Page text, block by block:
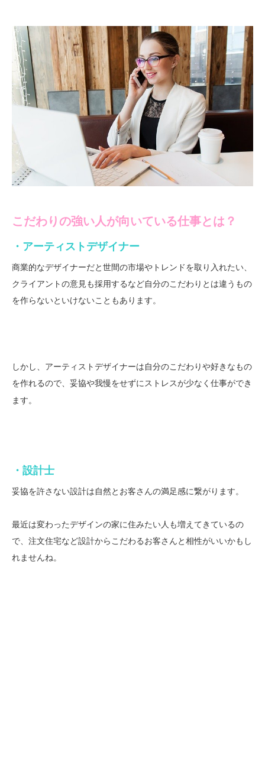
こだわりの強い人が向いている仕事とは？
・アーティストデザイナー
商業的なデザイナーだと世間の市場やトレンドを取り入れたい、
クライアントの意見も採用するなど自分のこだわりとは違うもの
を作らないといけないこともあります。
しかし、アーティストデザイナーは自分のこだわりや好きなもの
を作れるので、
妥協や我慢をせずにストレスが少なく 仕事ができ
ます。
・設計士
妥協を許さない設計は自然とお客さんの満足感に繋がります。
最近は変わったデザインの家に住みたい人も増えてきているの
で、注文住宅など設計からこだわるお客さんと相性がいいかもし
れませんね。